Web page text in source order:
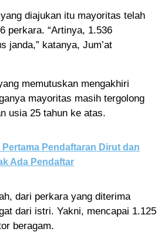
diajukan itu mayoritas telah
perkara. “Artinya, 1.536
janda,” katanya, Jum’at
memutuskan mengakhiri
mayoritas masih tergolong
usia 25 tahun ke atas.
Pertama Pendaftaran Dirut dan
Ada Pendaftar
dari perkara yang diterima
dari istri. Yakni, mencapai 1.125
beragam.